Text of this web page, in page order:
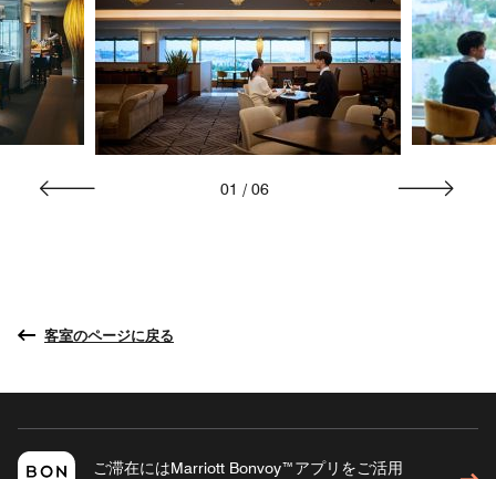
01 / 06
客室のページに戻る
ご滞在にはMarriott Bonvoy™アプリをご活用